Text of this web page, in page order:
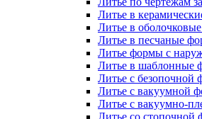
Литье в
Литье в
Литье в песчаные
Литье формы с
Литье в шаблонные
Литье с безопочной
Литье с вакуумной
Литье с вакуумно-
Литье со стопочной